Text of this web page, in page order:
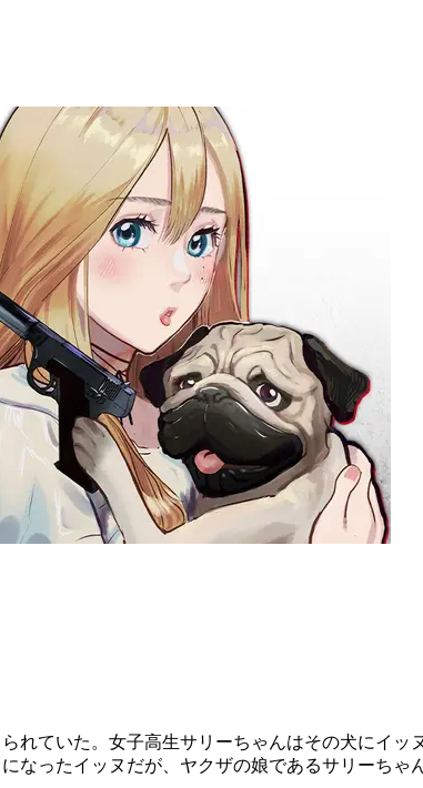
れていた。女子高生サリーちゃんはその犬にイ
なったイッヌだが、ヤクザの娘であるサリーち